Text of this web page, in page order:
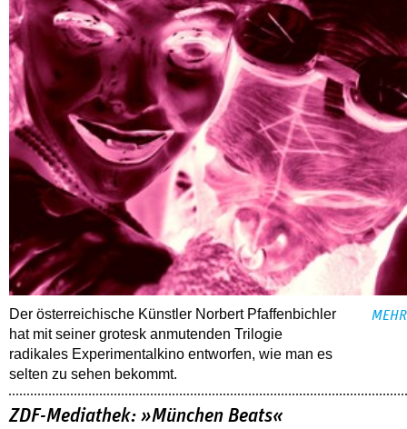
Der österreichische Künstler Norbert Pfaffenbichler
hat mit seiner grotesk anmutenden Trilogie
radikales Experimentalkino entworfen, wie man es
selten zu sehen bekommt.
MEHR
ZDF-Mediathek: »München Beats«